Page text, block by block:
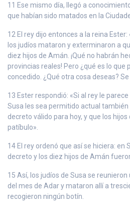
11 Ese mismo día, llegó a
que habían sido matados en la
12 El rey dijo entonces a la reina Ester:
los judíos mataron y exterminaron a
diez hijos de Amán. ¡Qué no habrán
provincias reales! Pero ¿qué es lo que
concedido. ¿Qué otra cosa deseas?
13 Ester respondió: «Si al rey le
Susa les sea permitido actual
decreto válido para hoy, y que los
patíbulo».
14 El rey ordenó que así se hiciera: en
decreto y los diez hijos de Amán
15 Así, los judíos de Susa se
del mes de Adar y mataron allí a
recogieron ningún botín.